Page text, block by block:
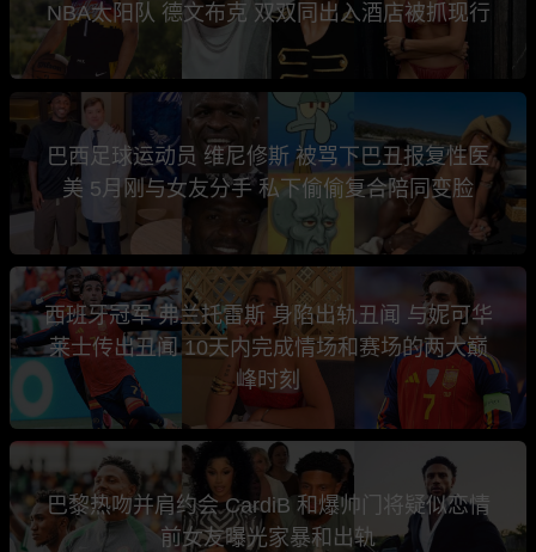
NBA太阳队 德文布克 双双同出入酒店被抓现行
巴西足球运动员 维尼修斯 被骂下巴丑报复性医
美 5月刚与女友分手 私下偷偷复合陪同变脸
西班牙冠军 弗兰托雷斯 身陷出轨丑闻 与妮可华
莱士传出丑闻 10天内完成情场和赛场的两大巅
峰时刻
巴黎热吻并肩约会 CardiB 和爆帅门将疑似恋情
前女友曝光家暴和出轨